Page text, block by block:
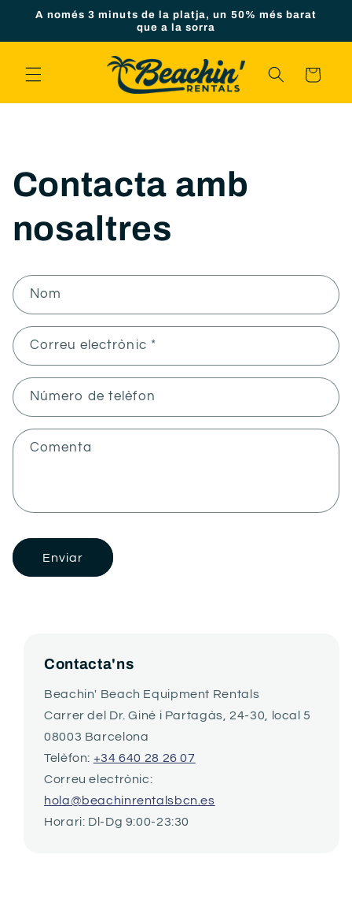
Saltar al
A només 3 minuts de la platja, un 50% més barat
que a la sorra
Carro
Contacta amb
nosaltres
F
o
r
m
l
a
r
e
o
n
Nom
Correu electrònic *
Número de telèfon
Comenta
Enviar
Contacta'ns
Beachin' Beach Equipment Rentals
Carrer del Dr. Giné i Partagàs, 24-30, local 5
08003 Barcelona
Telèfon: +34 640 28 26 07
Correu electrònic:
hola@beachinrentalsbcn.es
Horari: Dl-Dg 9:00-23:30